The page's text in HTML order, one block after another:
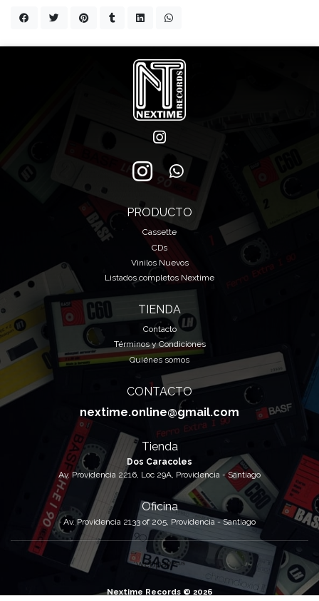
PRODUCTO
Cassette
CDs
Vinilos Nuevos
Listados completos Nextime
TIENDA
Contacto
Términos y Condiciones
Quiénes somos
CONTACTO
nextime.online@gmail.com
Tienda
Dos Caracoles
Av. Providencia 2216, Loc 29A, Providencia - Santiago
Oficina
Av. Providencia 2133 of 205, Providencia - Santiago
Nextime Records © 2026